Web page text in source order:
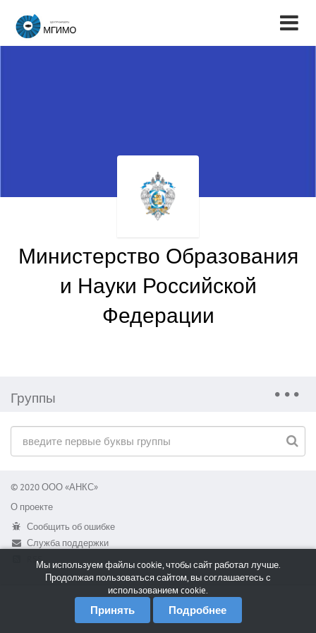
Министерство Образования
и Науки Российской
Федерации
Группы
© 2020 ООО «АНКС»
О проекте
Сообщить об ошибке
Служба поддержки
RSSМы используем файлы cookie, чтобы сайт работал лучше.
Продолжая пользоваться сайтом, вы соглашаетесь с
использованием cookie.
Принять Подробнее